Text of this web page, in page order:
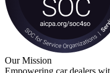
Our Mission
Empowering car dealers